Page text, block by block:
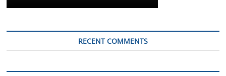
RECENT COMMENTS